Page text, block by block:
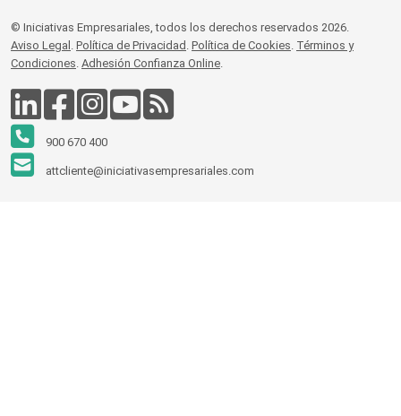
© Iniciativas Empresariales, todos los derechos reservados 2026.
Aviso Legal . Política de Privacidad . Política de Cookies. Términos y
Condiciones. Adhesión Confianza Online.
900 670 400
attcliente@iniciativasempresariales.com